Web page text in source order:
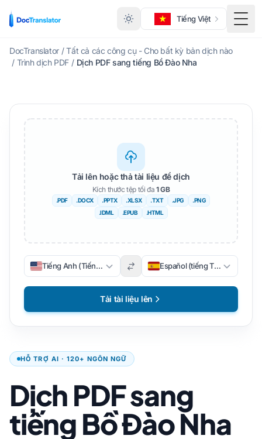
Tiếng Việt
DocTranslator / Tất cả các công cụ - Cho bất kỳ bản dịch nào
/ Trình dịch PDF / Dịch PDF sang tiếng Bồ Đào Nha
HỖ TRỢ AI · 120+ NGÔN NGỮ
Dịch PDF sang
tiếng Bồ Đào Nha
Tải lên hoặc thả tài liệu để dịch
Kích thước tệp tối đa 1 GB
.PDF .DOCX .PPTX .XLSX .TXT .JPG
.PNG
.IDML
.EPUB .HTML
Tiếng Anh (Tiếng Anh) Español (tiếng Tây Ban Nha)
Tải tài liệu lên